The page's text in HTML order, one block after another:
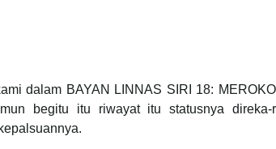
dalam BAYAN LINNAS SIRI 18:
begitu itu riwayat itu statusnya